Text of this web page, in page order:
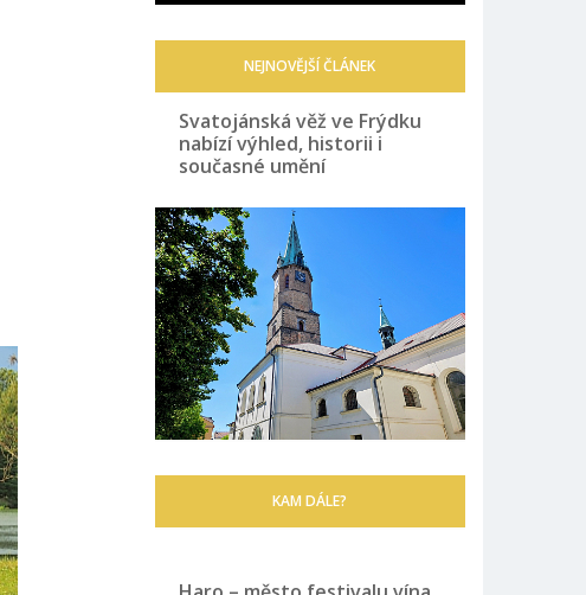
NEJNOVĚJŠÍ ČLÁNEK
Svatojánská věž ve Frýdku
nabízí výhled, historii i
současné umění
KAM DÁLE?